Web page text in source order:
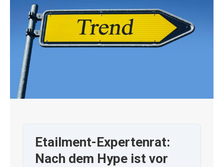
Etailment-Expertenrat:
Nach dem Hype ist vor